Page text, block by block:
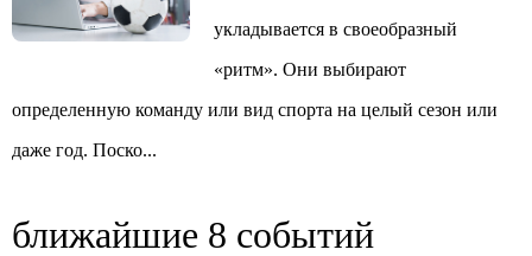
укладывается в своеобразный
«ритм». Они выбирают
определенную команду или вид спорта на целый сезон или
даже год. Поско...
ближайшие 8 событий